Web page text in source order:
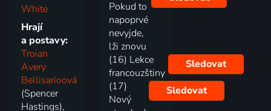
White
Hrají
a postavy:
Troian
Avery
Bellisarioová
(Spencer
Hastings),
Pokud to
napoprvé
nevyjde,
lži znovu
(16) Lekce
francouzštiny
Sledovat
(17)
Nový
Sledovat